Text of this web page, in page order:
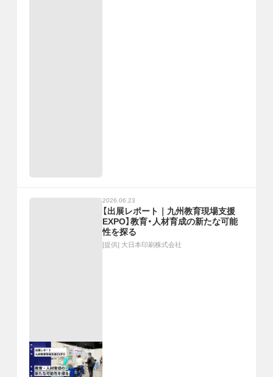
2026.06.23
【出展レポート｜九州教育現場支援
EXPO】教育・人材育成の新たな可能
性を探る
[提供] 大日本印刷株式会社